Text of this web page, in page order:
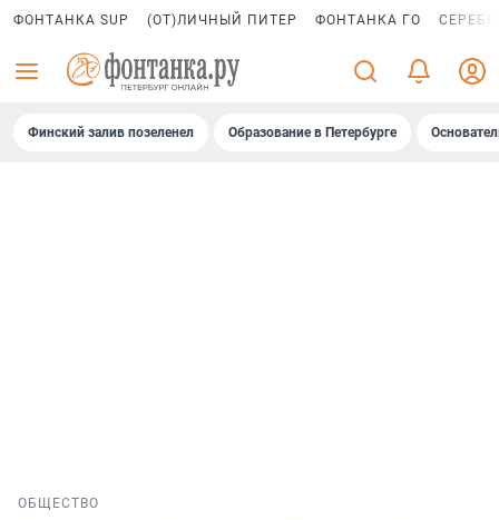
ФОНТАНКА SUP (ОТ)ЛИЧНЫЙ ПИТЕР ФОНТАНКА ГО
Финский залив позеленел Образование в Петербурге
ОБЩЕСТВО